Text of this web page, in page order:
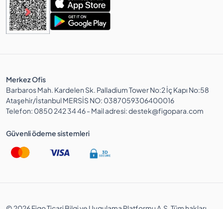
Merkez Ofis
Barbaros Mah. Kardelen Sk. Palladium Tower No:2 İç Kapı No:58
Ataşehir/İstanbul MERSİS NO: 0387059306400016
Telefon: 0850 242 34 46 - Mail adresi: destek@figopara.com
Güvenli ödeme sistemleri